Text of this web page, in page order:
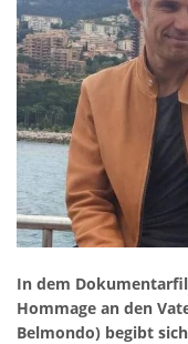
In dem
Hommage an den
Belmondo) begibt